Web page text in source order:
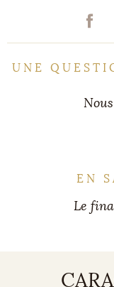
UNE
EN
Le